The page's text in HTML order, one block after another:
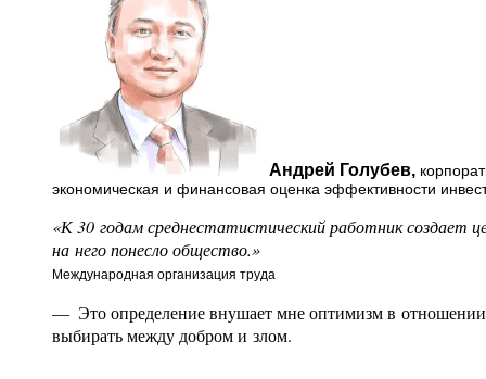
Андрей Голубев,
экономическая и финансовая оценка эффективности
«К 30 годам среднестатистический работник создает
на него понесло общество.»
Международная организация труда
— Это определение внушает мне оптимизм в отношении
выбирать между добром и злом.